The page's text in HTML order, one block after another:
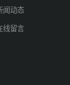
闻动态
线留言